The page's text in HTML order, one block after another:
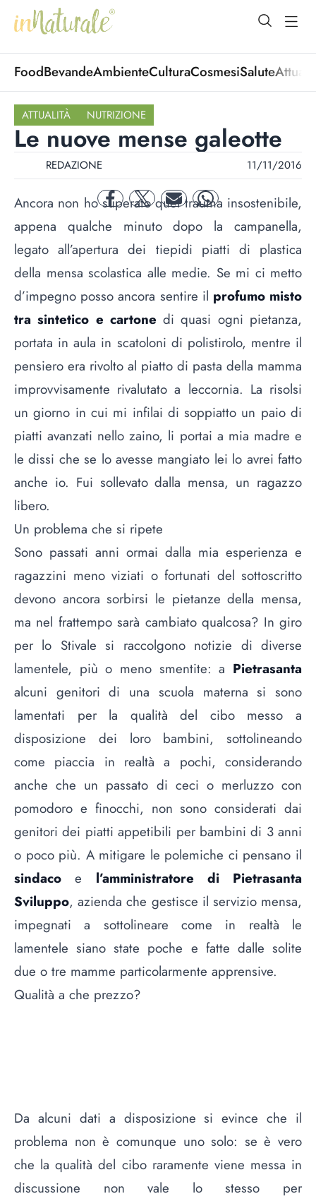
open
FoodBevandeAmbienteCulturaCosmesiSalute
ATTUALITÀ NUTRIZIONE
Le nuove mense galeotte
REDAZIONE 11/11/2016
facebooktwitter mail whatsapp
Ancora non ho superato quel trauma insostenibile,
appena qualche minuto dopo la campanella,
legato all’apertura dei tiepidi piatti di plastica
della mensa scolastica alle medie. Se mi ci metto
d’impegno posso ancora sentire il profumo misto
tra sintetico e cartone di quasi ogni pietanza,
portata in aula in scatoloni di polistirolo, mentre il
pensiero era rivolto al piatto di pasta della mamma
improvvisamente rivalutato a leccornia. La risolsi
un giorno in cui mi infilai di soppiatto un paio di
piatti avanzati nello zaino, li portai a mia madre e
le dissi che se lo avesse mangiato lei lo avrei fatto
anche io. Fui sollevato dalla mensa, un ragazzo
libero.
Un problema che si ripete
Sono passati anni ormai dalla mia esperienza e
ragazzini meno viziati o fortunati del sottoscritto
devono ancora sorbirsi le pietanze della mensa,
ma nel frattempo sarà cambiato qualcosa? In giro
per lo Stivale si raccolgono notizie di diverse
lamentele, più o meno smentite: a Pietrasanta
alcuni genitori di una scuola materna si sono
lamentati per la qualità del cibo messo a
disposizione dei loro bambini, sottolineando
come piaccia in realtà a pochi, considerando
anche che un passato di ceci o merluzzo con
pomodoro e finocchi, non sono considerati dai
genitori dei piatti appetibili per bambini di 3 anni
o poco più. A mitigare le polemiche ci pensano il
sindaco e l’amministratore di Pietrasanta
Sviluppo, azienda che gestisce il servizio mensa,
impegnati a sottolineare come in realtà le
lamentele siano state poche e fatte dalle solite
due o tre mamme particolarmente apprensive.
Qualità a che prezzo?
Da alcuni dati a disposizione si evince che il
problema non è comunque uno solo: se è vero
che la qualità del cibo raramente viene messa in
discussione non vale lo stesso per